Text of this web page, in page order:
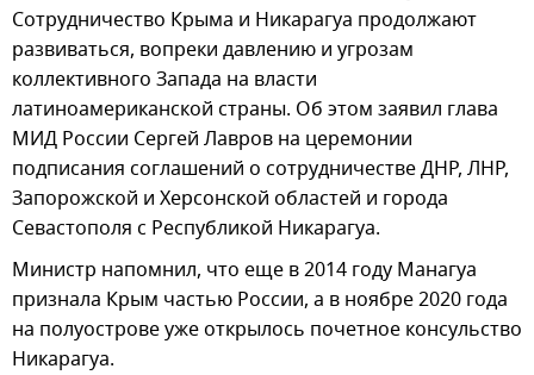
Сотрудничество Крыма и Никарагуа продолжают
развиваться, вопреки давлению и угрозам
коллективного Запада на власти
латиноамериканской страны. Об этом заявил глава
МИД России Сергей Лавров на церемонии
подписания соглашений о сотрудничестве ДНР, ЛНР,
Запорожской и Херсонской областей и города
Севастополя с Республикой Никарагуа.
Министр напомнил, что еще в 2014 году Манагуа
признала Крым частью России, а в ноябре 2020 года
на полуострове уже открылось почетное консульство
Никарагуа.